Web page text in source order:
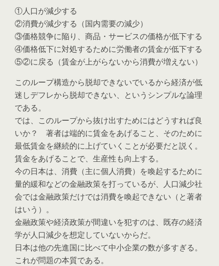
①人口が減少する
②消費が減少する（国内需要の減少）
③価格競争に陥り、商品・サービスの価格が低下する
④価格低下に対処するために労働者の賃金が低下する
⑤②に戻る（賃金が上がらないから消費が増えない）
このループ構造から脱却できないでいるから経済が低
迷しデフレから脱却できない、というシンプルな論理
である。
では、このループから抜け出すためにはどうすれば良
いか？ 著者は端的に賃金をあげること、そのために
最低賃金を継続的に上げていくことが必要だと説く。
賃金をあげることで、生産性も向上する。
今の日本は、消費（主に個人消費）を喚起するために
量的緩和などの金融政策を打っているが、人口減少社
会では金融政策だけでは消費を喚起できない（と著者
はいう）。
金融政策や経済政策が間違いを犯すのは、既存の経済
学が人口減少を想定していないからだ。
日本は他の先進国に比べて中小企業の数が多すぎる。
これが問題の本質である。